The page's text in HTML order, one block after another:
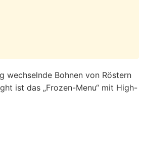
wechselnde Bohnen von Röstern
ist das „Frozen-Menu“ mit High-